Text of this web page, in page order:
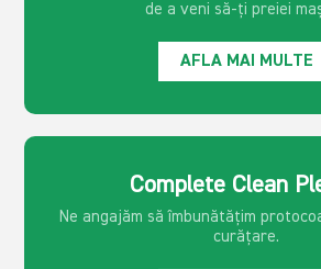
de a veni să-ți preiei
AFLA MAI MULTE
Complete Clean
Ne angajăm să îmbunătățim
curățare.